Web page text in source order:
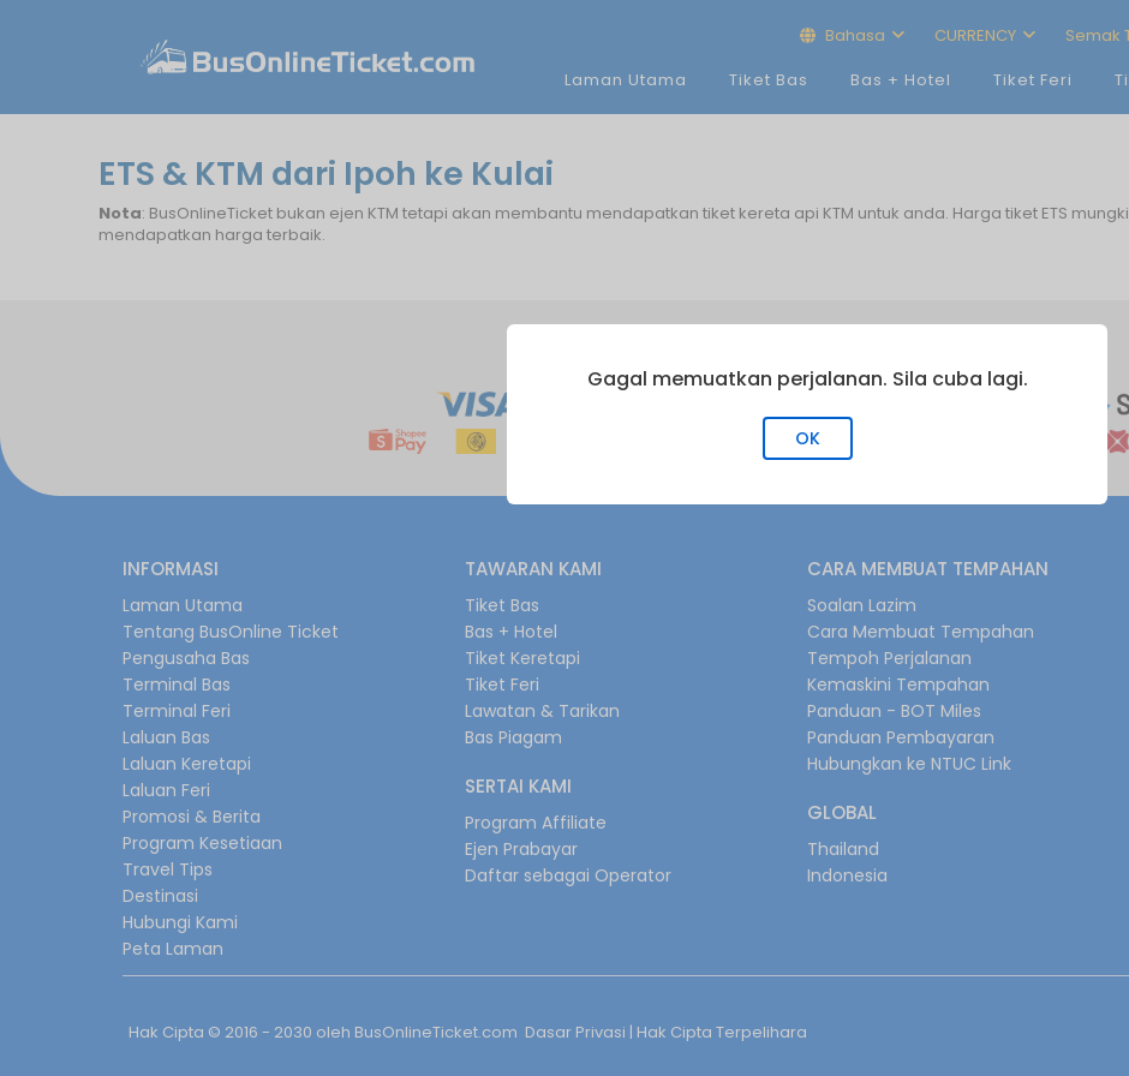
Bahasa CURRENCY Semak
Laman Utama
Tiket Bas Bas + Hotel Tiket Feri
ETS & KTM dari Ipoh ke Kulai
Nota: BusOnlineTicket bukan ejen KTM tetapi akan membantu mendapatkan tiket kereta api KTM untuk anda. Harga tiket ETS
mendapatkan harga terbaik.
INFORMASI
Laman Utama
Tentang BusOnline Ticket
Pengusaha Bas
Terminal Bas
Terminal Feri
Laluan Bas
Laluan Keretapi
Laluan Feri
Promosi & Berita
Program Kesetiaan
Travel Tips
Destinasi
Hubungi Kami
Peta Laman
TAWARAN KAMI
Tiket Bas
Bas + Hotel
Tiket Keretapi
Tiket Feri
Lawatan & Tarikan
Bas Piagam
SERTAI KAMI
Program Affiliate
Ejen Prabayar
Daftar sebagai Operator
CARA MEMBUAT TEMPAHAN
Soalan Lazim
Cara Membuat Tempahan
Tempoh Perjalanan
Kemaskini Tempahan
Panduan - BOT Miles
Panduan Pembayaran
Hubungkan ke NTUC Link
GLOBAL
Thailand
Indonesia
Hak Cipta © 2016 - 2030 oleh BusOnlineTicket.com Dasar Privasi | Hak Cipta Terpelihara
Gagal memuatkan perjalanan. Sila cuba lagi.
OK